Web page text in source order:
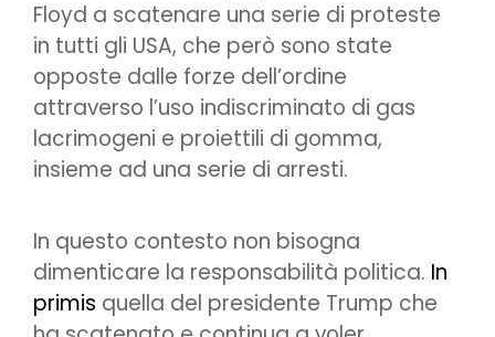
Floyd a scatenare una serie di proteste
in tutti gli USA, che però sono state
opposte dalle forze dell’ordine
attraverso l’uso indiscriminato di gas
lacrimogeni e proiettili di gomma,
insieme ad una serie di arresti.
In questo contesto non bisogna
dimenticare la responsabilità politica. In
primis quella del presidente Trump che